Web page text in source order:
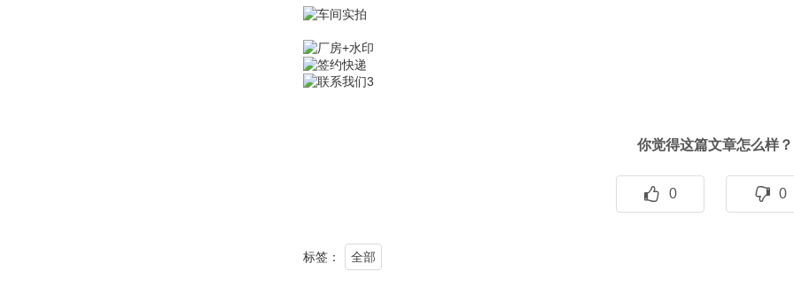
你觉得这篇文章怎么样？
0 0
标签： 全部